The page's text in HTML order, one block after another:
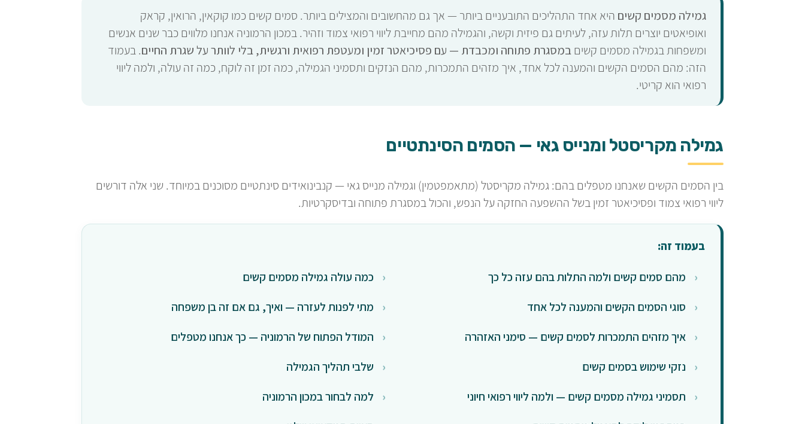
גמילה מסמים קשים היא אחד התהליכים התובעניים ביותר — אך גם מהחשובים והמצילים ביותר. סמים קשים כמו קוקאין, הרואין, קראק
ואופיאטים יוצרים תלות עזה, לעיתים גם פיזית וקשה, והגמילה מהם מחייבת ליווי רפואי צמוד וזהיר. במכון הרמוניה אנחנו מלווים כבר שנים אנשים
ומשפחות בגמילה מסמים קשיםבמסגרת פתוחה ומכבדת — עם פסיכיאטר זמין ומעטפת רפואית ורגשית, בלי לוותר על שגרת החיים. בעמוד
הזה: מהם הסמים הקשים והמענה לכל אחד, איך מזהים התמכרות, מהם הנזקים ותסמיני הגמילה, כמה זמן זה לוקח, כמה זה עולה, ולמה ליווי
רפואי הוא קריטי.
גמילה מקריסטל ומנייס גאי — הסמים הסינתטיים
בין הסמים הקשים שאנחנו מטפלים בהם: גמילה מקריסטל (מתאמפטמין) וגמילה מנייס גאי — קנבינואידים סינתטיים מסוכנים במיוחד. שני אלה דורשים
ליווי רפואי צמוד ופסיכיאטר זמין בשל ההשפעה החזקה על הנפש, והכול במסגרת פתוחה ובדיסקרטיות.
בעמוד זה:
מהם סמים קשים ולמה התלות בהם עזה כל כך
סוגי הסמים הקשים והמענה לכל אחד
איך מזהים התמכרות לסמים קשים — סימני האזהרה
נזקי שימוש בסמים קשים
תסמיני גמילה מסמים קשים — ולמה ליווי רפואי חיוני
כמה עולה גמילה מסמים קשים
מתי לפנות לעזרה — ואיך, גם אם זה בן משפחה
המודל הפתוח של הרמוניה — כך אנחנו מטפלים
שלבי תהליך הגמילה
למה לבחור במכון הרמוניה